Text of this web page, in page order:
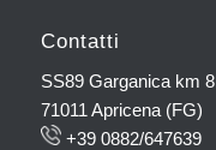
Contatti
SS89 Garganica km 8
71011 Apricena (FG)
+39 0882/647639